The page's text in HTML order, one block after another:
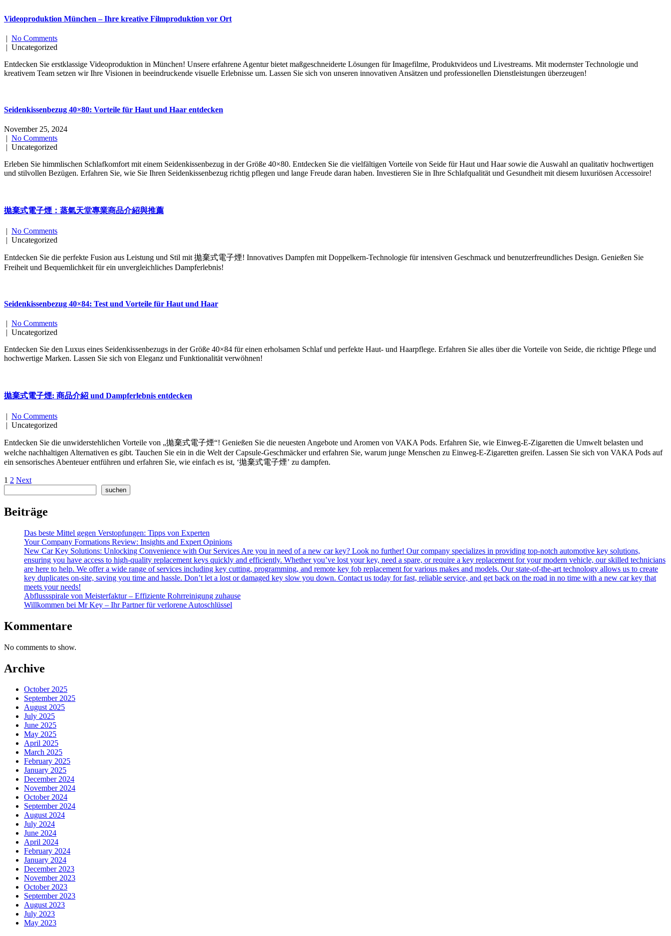
Videoproduktion München – Ihre kreative Filmproduktion vor Ort
| No Comments
| Uncategorized
Entdecken Sie erstklassige Videoproduktion in München! Unsere erfahrene Agentur bietet maßgeschneiderte Lösungen für Imagefilme, Produktvideos und Livestreams. Mit modernster Technologie und
kreativem Team setzen wir Ihre Visionen in beeindruckende visuelle Erlebnisse um. Lassen Sie sich von unseren innovativen Ansätzen und professionellen Dienstleistungen überzeugen!
Seidenkissenbezug 40×80: Vorteile für Haut und Haar entdecken
November 25, 2024
| No Comments
| Uncategorized
Erleben Sie himmlischen Schlafkomfort mit einem Seidenkissenbezug in der Größe 40×80. Entdecken Sie die vielfältigen Vorteile von Seide für Haut und Haar sowie die Auswahl an qualitativ hochwertigen
und stilvollen Bezügen. Erfahren Sie, wie Sie Ihren Seidenkissenbezug richtig pflegen und lange Freude daran haben. Investieren Sie in Ihre Schlafqualität und Gesundheit mit diesem luxuriösen Accessoire!
拋棄式電子煙：蒸氣天堂專業商品介紹與推薦
| No Comments
| Uncategorized
Entdecken Sie die perfekte Fusion aus Leistung und Stil mit 拋棄式電子煙! Innovatives Dampfen mit Doppelkern-Technologie für intensiven Geschmack und benutzerfreundliches Design. Genießen Sie
Freiheit und Bequemlichkeit für ein unvergleichliches Dampferlebnis!
Seidenkissenbezug 40×84: Test und Vorteile für Haut und Haar
No Comments
| Uncategorized
Entdecken Sie den Luxus eines Seidenkissenbezugs in der Größe 40×84 für einen erholsamen Schlaf und perfekte Haut- und Haarpflege. Erfahren Sie alles über die Vorteile von Seide, die richtige Pflege und
hochwertige Marken. Lassen Sie sich von Eleganz und Funktionalität verwöhnen!
拋棄式電子煙: 商品介紹 und Dampferlebnis entdecken
| No Comments
| Uncategorized
Entdecken Sie die unwiderstehlichen Vorteile von „拋棄式電子煙“! Genießen Sie die neuesten Angebote und Aromen von VAKA Pods. Erfahren Sie, wie Einweg-E-Zigaretten die Umwelt belasten und
welche nachhaltigen Alternativen es gibt. Tauchen Sie ein in die Welt der Capsule-Geschmäcker und erfahren Sie, warum junge Menschen zu Einweg-E-Zigaretten greifen. Lassen Sie sich von VAKA Pods auf
ein sensorisches Abenteuer entführen und erfahren Sie, wie einfach es ist, ‘拋棄式電子煙’ zu dampfen.
Posts
navigation
1 2 Next
suchen
Beiträge
Das beste Mittel gegen Verstopfungen: Tipps von Experten
Your Company Formations Review: Insights and Expert Opinions
New Car Key Solutions: Unlocking Convenience with Our Services Are you in need of a new car key? Look no further! Our company specializes in providing top-notch automotive key solutions,
ensuring you have access to high-quality replacement keys quickly and efficiently. Whether you’ve lost your key, need a spare, or require a key replacement for your modern vehicle, our skilled technicians
are here to help. We offer a wide range of services including key cutting, programming, and remote key fob replacement for various makes and models. Our state-of-the-art technology allows us to create
key duplicates on-site, saving you time and hassle. Don’t let a lost or damaged key slow you down. Contact us today for fast, reliable service, and get back on the road in no time with a new car key that
meets your needs!
Abflussspirale von Meisterfaktur – Effiziente Rohrreinigung zuhause
Willkommen bei Mr Key – Ihr Partner für verlorene Autoschlüssel
Kommentare
No comments to show.
Archive
October 2025
September 2025
August 2025
July 2025
June 2025
May 2025
April 2025
March 2025
February 2025
January 2025
December 2024
November 2024
October 2024
September 2024
August 2024
July 2024
June 2024
April 2024
February 2024
January 2024
December 2023
November 2023
October 2023
September 2023
August 2023
July 2023
May 2023